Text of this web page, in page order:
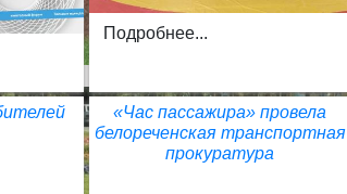
Подробнее...
«Час пассажира» провела
белореченская транспортная
прокуратура